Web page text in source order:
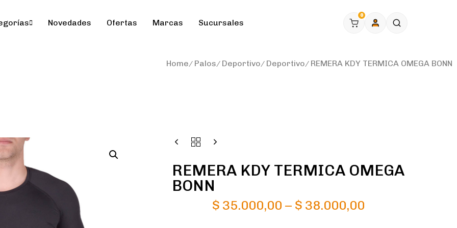
Novedades Ofertas Marcas Sucursales
0
Home Palos Deportivo Deportivo REMERA KDY TERMICA OMEGA BONN
REMERA KDY TERMICA OMEGA
BONN
$35.000,00 – $38.000,00